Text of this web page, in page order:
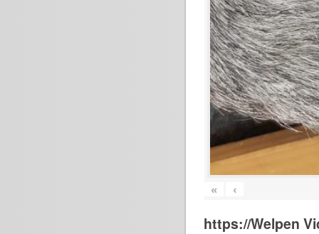
« ‹
https://Welpen